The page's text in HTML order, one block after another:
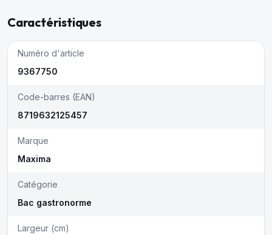
Caractéristiques
Numéro d'article
9367750
Code-barres (EAN)
8719632125457
Marque
Maxima
Catégorie
Bac gastronorme
Largeur (cm)